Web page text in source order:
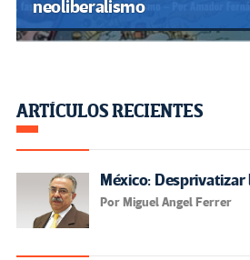
neoliberalismo
ARTÍCULOS RECIENTES
México: Desprivatizar
Por Miguel Angel Ferrer